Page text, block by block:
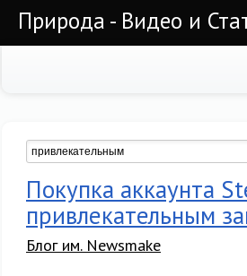
Природа - Видео и
Покупка аккаунта
привлекательным
Блог им. Newsmake